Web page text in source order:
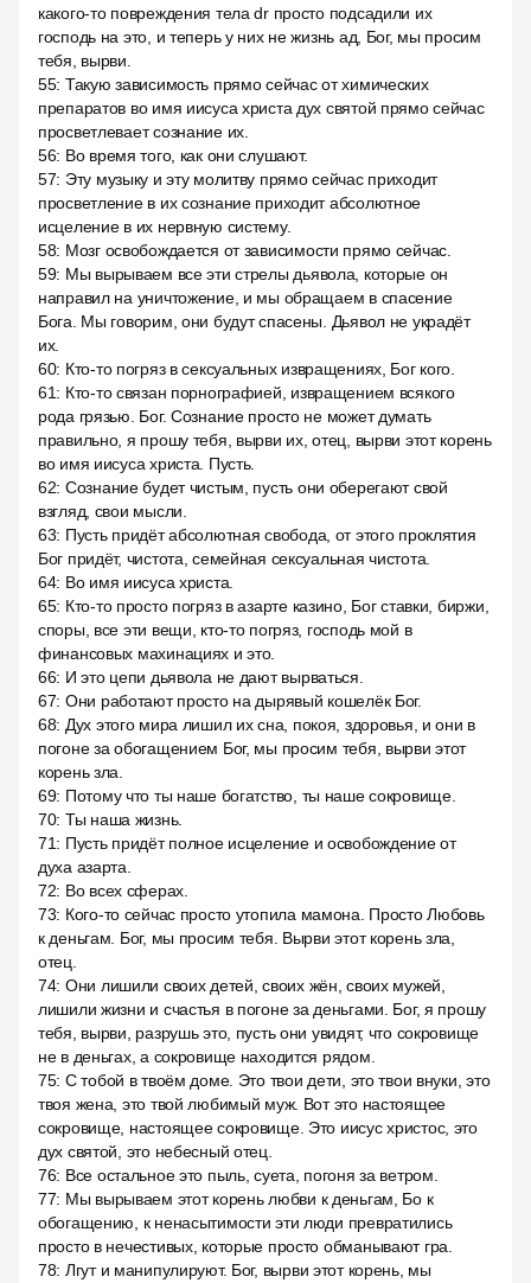
какого-то повреждения тела dr просто подсадили их
господь на это, и теперь у них не жизнь ад, Бог, мы просим
тебя, вырви.
55: Такую зависимость прямо сейчас от химических
препаратов во имя иисуса христа дух святой прямо сейчас
просветлевает сознание их.
56: Во время того, как они слушают.
57: Эту музыку и эту молитву прямо сейчас приходит
просветление в их сознание приходит абсолютное
исцеление в их нервную систему.
58: Мозг освобождается от зависимости прямо сейчас.
59: Мы вырываем все эти стрелы дьявола, которые он
направил на уничтожение, и мы обращаем в спасение
Бога. Мы говорим, они будут спасены. Дьявол не украдёт
их.
60: Кто-то погряз в сексуальных извращениях, Бог кого.
61: Кто-то связан порнографией, извращением всякого
рода грязью. Бог. Сознание просто не может думать
правильно, я прошу тебя, вырви их, отец, вырви этот корень
во имя иисуса христа. Пусть.
62: Сознание будет чистым, пусть они оберегают свой
взгляд, свои мысли.
63: Пусть придёт абсолютная свобода, от этого проклятия
Бог придёт, чистота, семейная сексуальная чистота.
64: Во имя иисуса христа.
65: Кто-то просто погряз в азарте казино, Бог ставки, биржи,
споры, все эти вещи, кто-то погряз, господь мой в
финансовых махинациях и это.
66: И это цепи дьявола не дают вырваться.
67: Они работают просто на дырявый кошелёк Бог.
68: Дух этого мира лишил их сна, покоя, здоровья, и они в
погоне за обогащением Бог, мы просим тебя, вырви этот
корень зла.
69: Потому что ты наше богатство, ты наше сокровище.
70: Ты наша жизнь.
71: Пусть придёт полное исцеление и освобождение от
духа азарта.
72: Во всех сферах.
73: Кого-то сейчас просто утопила мамона. Просто Любовь
к деньгам. Бог, мы просим тебя. Вырви этот корень зла,
отец.
74: Они лишили своих детей, своих жён, своих мужей,
лишили жизни и счастья в погоне за деньгами. Бог, я прошу
тебя, вырви, разрушь это, пусть они увидят, что сокровище
не в деньгах, а сокровище находится рядом.
75: С тобой в твоём доме. Это твои дети, это твои внуки, это
твоя жена, это твой любимый муж. Вот это настоящее
сокровище, настоящее сокровище. Это иисус христос, это
дух святой, это небесный отец.
76: Все остальное это пыль, суета, погоня за ветром.
77: Мы вырываем этот корень любви к деньгам, Бо к
обогащению, к ненасытимости эти люди превратились
просто в нечестивых, которые просто обманывают гра.
78: Лгут и манипулируют. Бог, вырви этот корень, мы